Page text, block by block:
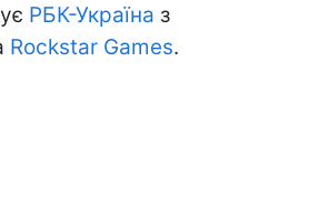
РБК-Україна з
Rockstar Games.